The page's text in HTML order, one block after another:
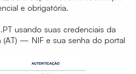
e obrigatória.
usando suas credenciais da
(AT) — NIF e sua senha do portal